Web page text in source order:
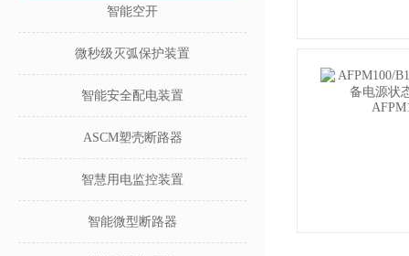
智能空开
微秒级灭弧保护装置
智能安全配电装置
ASCM塑壳断路器
智慧用电监控装置
智能微型断路器